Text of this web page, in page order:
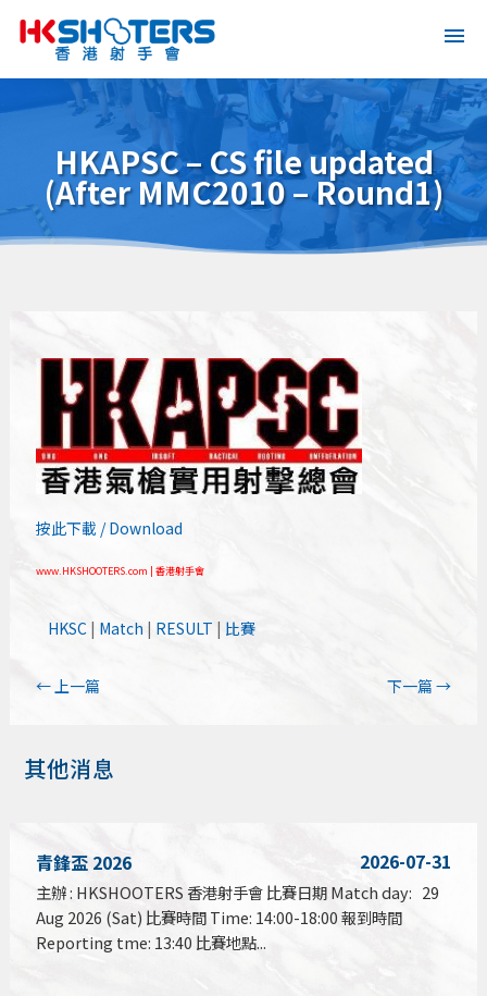
HKAPSC – CS file updated
(After MMC2010 – Round1)
按此下載 / Download
www.HKSHOOTERS.com | 香港射手會
HKSC | Match | RESULT | 比賽
←上一篇 下一篇→
其他消息
青鋒盃 2026 2026-07-31
主辦 : HKSHOOTERS 香港射手會 比賽日期 Match day: 29
Aug 2026 (Sat) 比賽時間 Time: 14:00-18:00 報到時間
Reporting tme: 13:40 比賽地點...